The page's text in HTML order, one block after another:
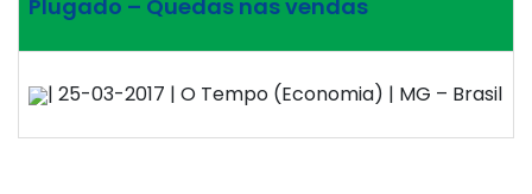
Plugado – Quedas nas vendas
| 25-03-2017 | O Tempo (Economia) | MG – Brasil